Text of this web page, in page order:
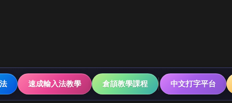
速成輸入法教學 倉頡教學課程 中文打字平台